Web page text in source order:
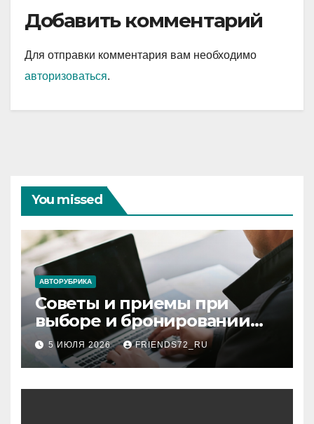
Добавить комментарий
Для отправки комментария вам необходимо
авторизоваться.
You missed
АВТОРУБРИКА
Советы и приемы при
выборе и бронировании
авиабилетов
5 ИЮЛЯ 2026 FRIENDS72_RU